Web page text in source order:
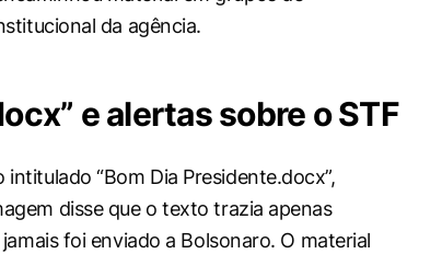
da agência.
e alertas sobre o STF
“Bom Dia Presidente.docx”,
disse que o texto trazia apenas
foi enviado a Bolsonaro. O material